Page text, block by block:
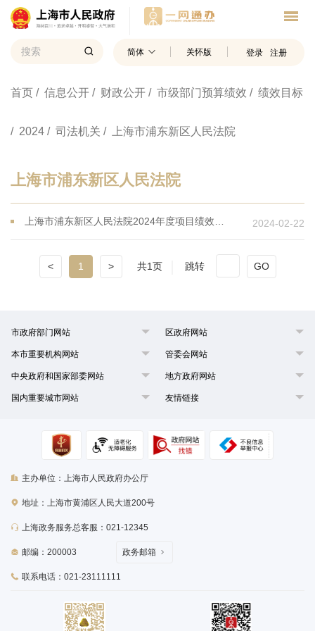
简体 关怀版 登录 注册
首页 / 信息公开 / 财政公开 / 市级部门预算绩效 / 绩效目标
/ 2024 / 司法机关 / 上海市浦东新区人民法院
上海市浦东新区人民法院
2024-02-22
< 1 > 共1页 跳转 GO
市政府部门网站 区政府网站
本市重要机构网站 管委会网站
中央政府和国家部委网站 地方政府网站
国内重要城市网站 友情链接
主办单位：上海市人民政府办公厅
地址：上海市黄浦区人民大道200号
上海政务服务总客服：021-12345
邮编：200003
联系电话：021-23111111
政务邮箱